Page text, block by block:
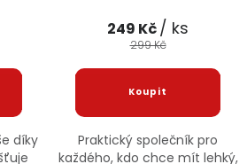
díky
249 Kč/ ks
299 Kč
Praktický společník pro
každého, kdo chce mít lehký,